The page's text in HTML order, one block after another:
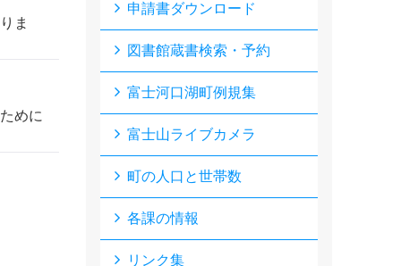
ま
めに
申請書ダウンロード
図書館蔵書検索・予約
富士河口湖町例規集
富士山ライブカメラ
町の人口と世帯数
各課の情報
リンク集